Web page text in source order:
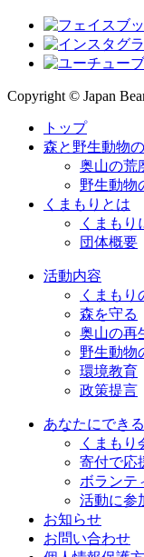
Copyright © Japan
トップ
森と野生動物
奥山の荒
野生動物
くまもりとは
くまもり
団体概要
活動内容
くまもり
森を守る
奥山の再
野生動物
環境教育
政策提言
あなたにでき
くまもり
寄付で応
ボランテ
活動に参
お知らせ
お問い合わせ